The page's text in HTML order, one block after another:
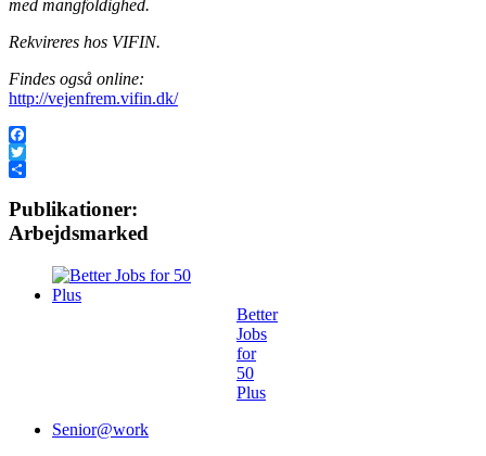
med mangfoldighed.
Rekvireres hos VIFIN.
Findes også online:
http://vejenfrem.vifin.dk/
Facebook
Twitter
Publikationer:
Arbejdsmarked
Better
Jobs
for
50
Plus
Senior@work